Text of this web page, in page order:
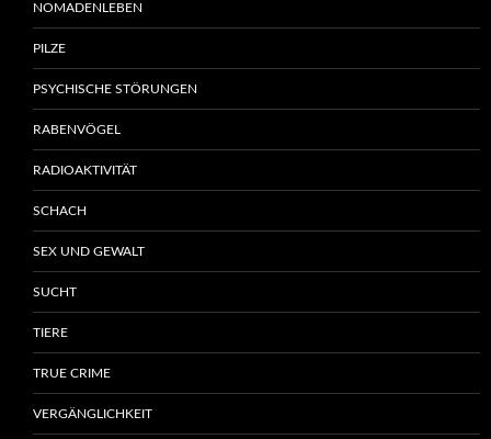
NOMADENLEBEN
PILZE
PSYCHISCHE STÖRUNGEN
RABENVÖGEL
RADIOAKTIVITÄT
SCHACH
SEX UND GEWALT
SUCHT
TIERE
TRUE CRIME
VERGÄNGLICHKEIT